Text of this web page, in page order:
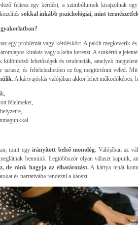
feltesz egy kérdést, a szimbólumok kirajzolnak
sokkal inkább pszichológiai, mint
egy problémát vagy kérdéskört. A paklit megkeverik
kirakás vagy a kelta kereszt. A szakértő a
különböző lehetőségek és tendenciák, amelyek
tartasz, és feltételezhetően ez fog megtörténni veled.
. A kártyajóslás valójában akkor lehet működőképes,
félelmeket,
mint egyirányított belső monológ . Valójában az
bennünk. Legtöbbször olyan választ kapunk,
de ránk hagyja az elhatározást.A kártya tehát
és narratívába rendezni a káoszt.